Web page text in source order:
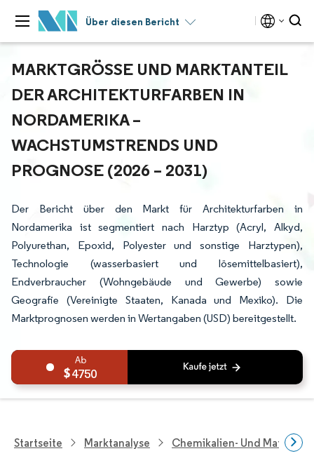
Über diesen Bericht
MARKTGRÖSSE UND MARKTANTEIL D
ER ARCHITEKTURFARBEN IN N
ORDAMERIKA – W
ACHSTUMSTRENDS UND P
ROGNOSE (2026 – 2031)
Der Bericht über den Markt für Architekturfarben in
Nordamerika ist segmentiert nach Harztyp (Acryl, Alkyd,
Polyurethan, Epoxid, Polyester und sonstige Harztypen),
Technologie (wasserbasiert und lösemittelbasiert),
Endverbraucher (Wohngebäude und Gewerbe) sowie
Geografie (Vereinigte Staaten, Kanada und Mexiko). Die
Marktprognosen werden in Wertangaben (USD) bereitgestellt.
4750
Startseite Marktanalyse Chemikalien- Und